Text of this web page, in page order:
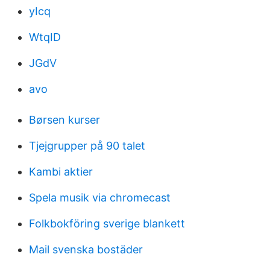
yIcq
WtqID
JGdV
avo
Børsen kurser
Tjejgrupper på 90 talet
Kambi aktier
Spela musik via chromecast
Folkbokföring sverige blankett
Mail svenska bostäder